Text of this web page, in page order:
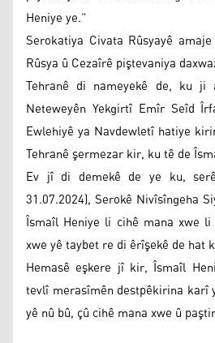
Heniye ye.”
Serokatiya Civata Rûsyayê
Rûsya û Cezaîrê piştevaniya
Tehranê di nameyekê de, ku
Neteweyên Yekgirtî Emîr Seîd
Ewlehiyê ya Navdewletî hatiye
Tehranê şermezar kir, ku tê de
Ev jî di demekê de ye ku,
31.07.2024), Serokê Nivîsîngeha
Îsmaîl Heniye li cihê mana xwe
xwe yê taybet re di êrîşekê de hat
Hemasê eşkere jî kir, Îsmaîl
tevlî merasîmên destpêkirina karî
yê nû bû, çû cihê mana xwe û